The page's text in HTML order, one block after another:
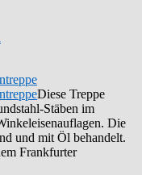
Diese Treppe
Stäben im
Die
und mit Öl behandelt.
Frankfurter